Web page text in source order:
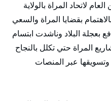
لاتحاد المراة بالولاية
بقضايا المراة والسعي
بعجلة البلاد وناشدت ابتسام
المراة حتي تكلل بالنجاح
عبر المنصات